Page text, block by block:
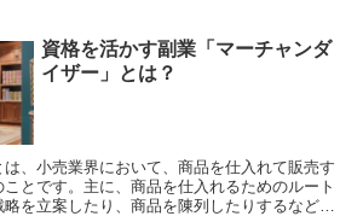
イアントと直接
グを行うため、より深い信頼関係を築くこと
イアントの表情や仕草など、非言語的な情報
、より正確なカウンセリングを行うことがで
の副業は、カウンセリングルームを借りた
りする必要があり、準備や移動に時間がかか
の副業は、インター
セリングを行うため、場所や時間に縛られ
できます。また、ビデオ通話やチャットな
利用してカウンセリングを行うことができる
資格を活かす副業「マーチャンダ
イザー」とは？
、小売業界において、商品を仕入れて販売す
ことです。主に、商品を仕入れるためのルート
を立案したり、商品を陳列したりするなどの